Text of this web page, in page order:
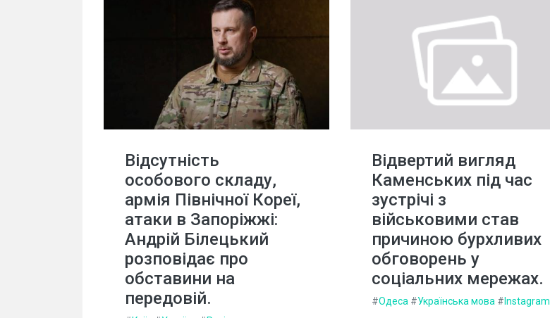
Відсутність
особового складу,
армія Північної Кореї,
атаки в Запоріжжі:
Андрій Білецький
розповідає про
обставини на
передовій.
Відвертий вигляд
Каменських під час
зустрічі з
військовими став
причиною бурхливих
обговорень у
соціальних мережах.
#Одеса #Українська мова # Instagram